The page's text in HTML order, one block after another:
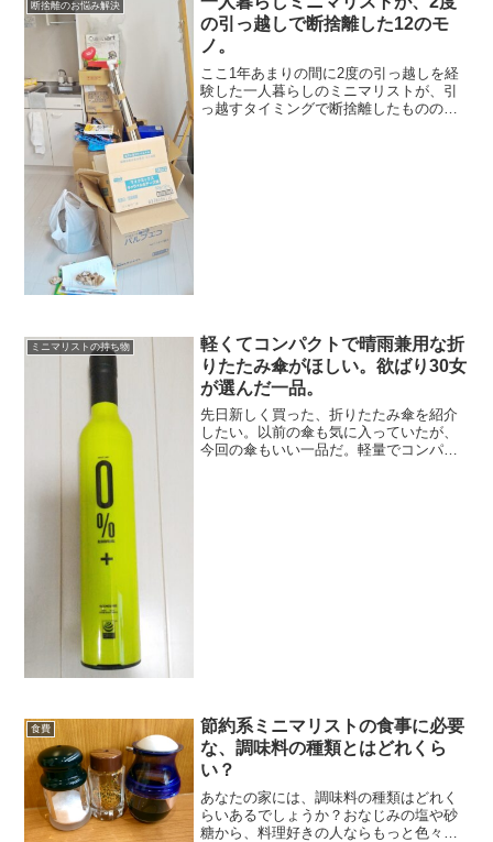
るのか？その理由をお話し...
断捨離のお悩み解決
の引っ越しで断捨離した12のモ
ノ。
ここ1年あまりの間に2度の引っ越しを経
験した一人暮らしのミニマリストが、引
っ越すタイミングで断捨離したものの話
ミニマリストの持ち物
軽くてコンパクトで晴雨兼用な折
りたたみ傘がほしい。欲ばり30女
が選んだ一品。
先日新しく買った、折りたたみ傘を紹介
したい。以前の傘も気に入っていたが、
今回の傘もいい一品だ。軽量でコンパク
食費
節約系ミニマリストの食事に必要
な、調味料の種類とはどれくら
い？
あなたの家には、調味料の種類はどれく
らいあるでしょうか？おなじみの塩や砂
糖から、料理好きの人ならもっと色々持